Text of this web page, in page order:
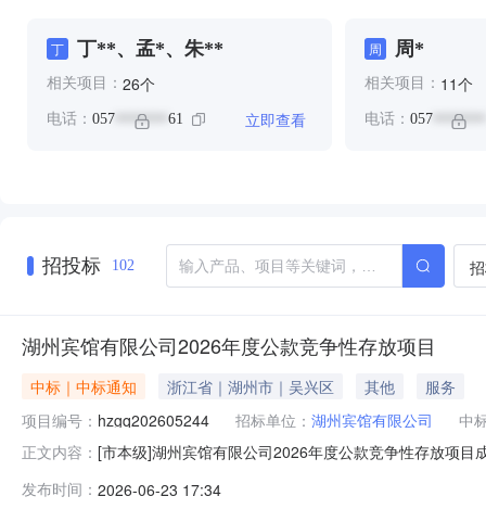
丁 丁**、孟*、朱**
相关项目： 26个
电话： 057 ******* 61 立即查看
周 周*
相关项目： 11个
电话： 057 *******
招投标 102
湖州宾馆有限公司2026年度公款竞争性存放项目
中标｜中标通知 浙江省｜湖州市｜吴兴区 其他
服务
项目编号： hzgq202605244 招标单位： 湖州宾馆有限公司
中
正文内容： [市本级]湖州宾馆有限公司2026年度公款竞争性存放项
业银行股份有限公司杭州银行股份有限公司湖州分行公
发布时间： 2026-06-23 17:34